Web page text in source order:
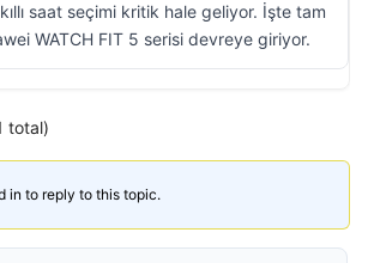
saat seçimi kritik hale geliyor. İşte tam
WATCH FIT 5 serisi devreye giriyor.
total)
in to reply to this topic.